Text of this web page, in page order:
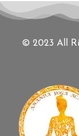
© 2023 All